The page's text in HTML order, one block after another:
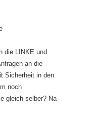
die LINKE und
an die
Sicherheit in den
noch
gleich selber? Na